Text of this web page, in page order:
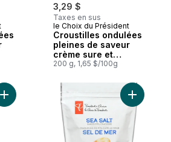
3,29 $
Taxes en sus
Préparé au Canada
le Choix du Président
Croustilles ondulées
pleines de saveur
crème sure et
oignon
200 g, 1,65 $/100g
Ajouter Craquelins au sel de mer auAjouter